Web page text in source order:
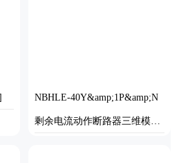
NBHLE-40Y&amp;1P&amp;N
剩余电流动作断路器三维模型